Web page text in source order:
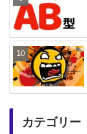
カテゴリー